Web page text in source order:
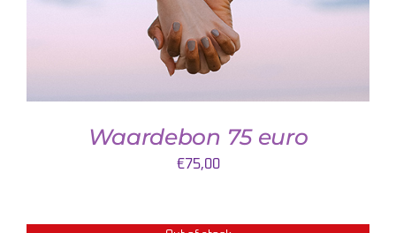
Waardebon 75 euro
€75,00